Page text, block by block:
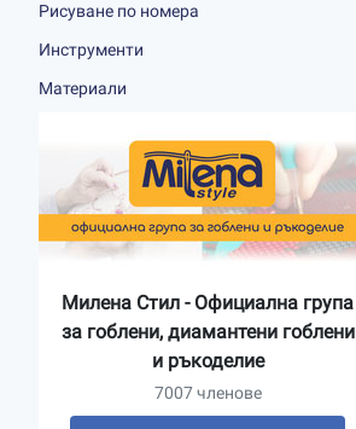
Рисуване по номера
Инструменти
Материали
Милена Стил - Официална група
за гоблени, диамантени гоблени
и ръкоделие
7007 членове